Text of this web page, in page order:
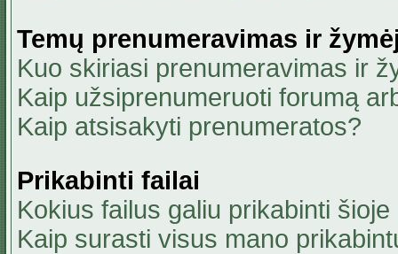
Temų prenumeravimas ir
Kuo skiriasi prenumeravimas ir
Kaip užsiprenumeruoti forumą
Kaip atsisakyti prenumeratos?
Prikabinti failai
Kokius failus galiu prikabinti
Kaip surasti visus mano